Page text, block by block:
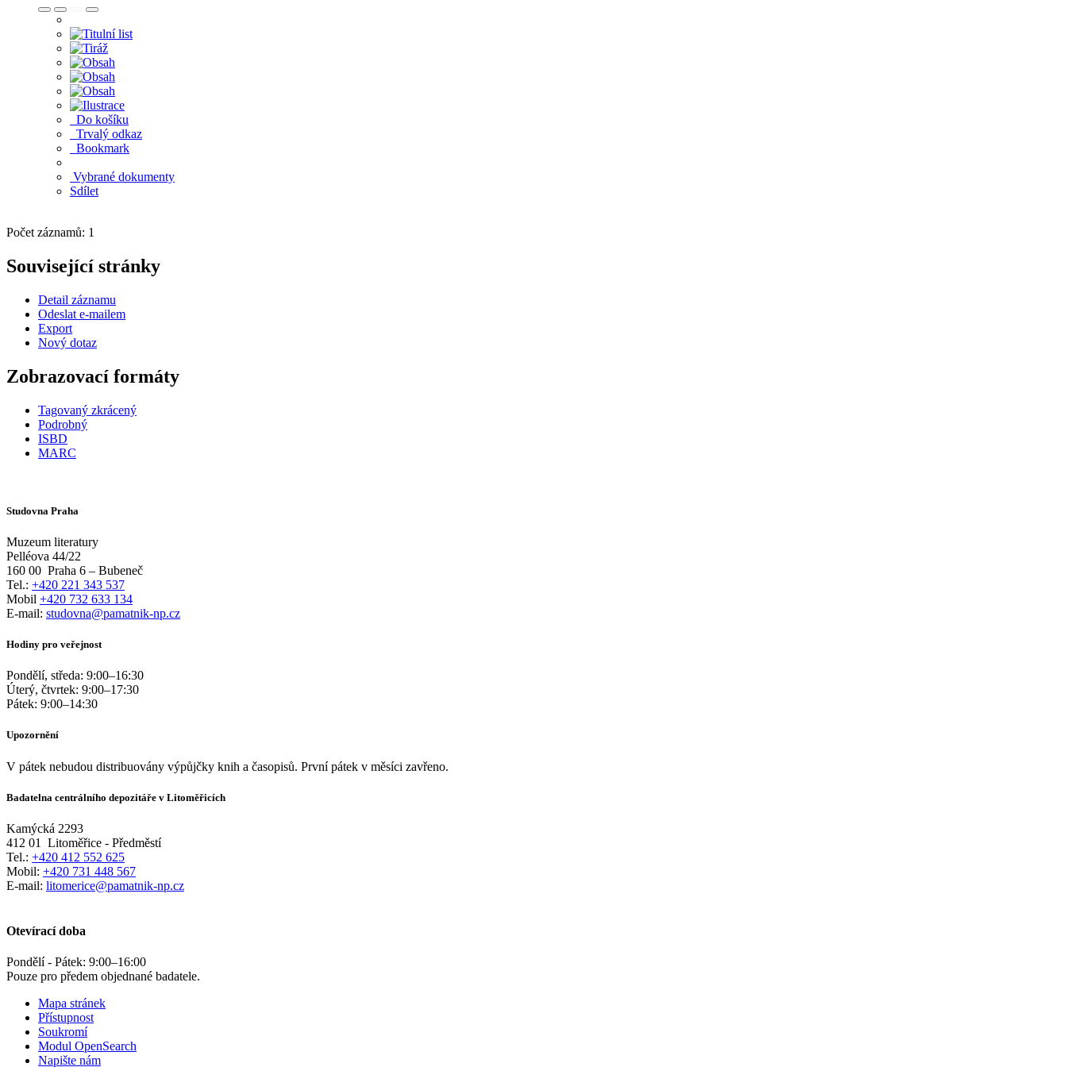
Do košíku
Trvalý odkaz
Bookmark
Vybrané dokumenty
Sdílet
Počet záznamů: 1
Související stránky
Detail záznamu
Odeslat e-mailem
Export
Nový dotaz
Zobrazovací formáty
Tagovaný zkrácený
Podrobný
ISBD
MARC
Studovna Praha
Muzeum literatury
Pelléova 44/22
160 00 Praha 6 – Bubeneč
Tel.: +420 221 343 537
Mobil +420 732 633 134
E-mail: studovna@pamatnik-np.cz
Hodiny pro veřejnost
Pondělí, středa: 9:00–16:30
Úterý, čtvrtek: 9:00–17:30
Pátek: 9:00–14:30
Upozornění
V pátek nebudou distribuovány výpůjčky knih a časopisů. První pátek v měsíci zavřeno.
Badatelna centrálního depozitáře v Litoměřicích
Kamýcká 2293
412 01
Litoměřice - Předměstí
Tel.: +420 412 552 625
Mobil: +420 731 448 567
E-mail: litomerice@pamatnik-np.cz
Otevírací doba
Pondělí - Pátek: 9:00–16:00
Pouze pro předem objednané badatele.
Mapa stránek
Přístupnost
Soukromí
Modul OpenSearch
Napište nám